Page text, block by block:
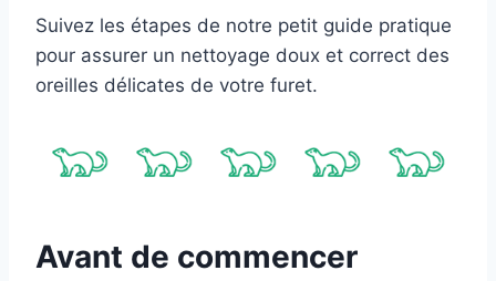
Suivez les étapes de notre petit guide pratique
pour assurer un nettoyage doux et correct des
oreilles délicates de votre furet.
Avant de commencer